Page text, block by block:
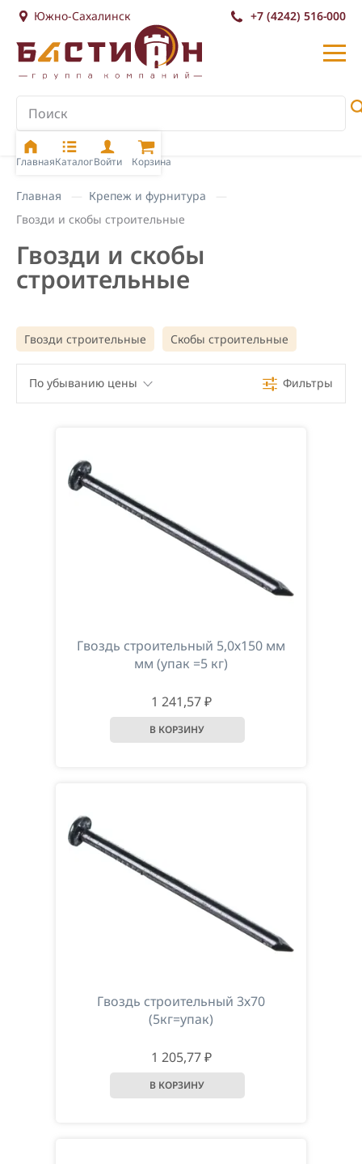
Южно-Сахалинск +7 (4242) 516-000
ГлавнаяКаталогВойти Корзина
Главная
Крепеж и фурнитура
Гвозди и скобы строительные
Гвозди и скобы
строительные
Гвозди строительные Скобы строительные
По убыванию цены
По наименованию
Фильтры
Гвоздь строительный 5,0х150 мм
мм (упак =5 кг)
1 241,57 ₽
Гвоздь строительный 3х70
(5кг=упак)
1 205,77 ₽